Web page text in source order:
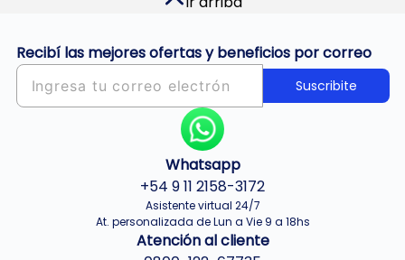
Recibí las mejores ofertas y beneficios por correo
Suscribite
Whatsapp
+54 9 11 2158-3172
Asistente virtual 24/7
At. personalizada de Lun a Vie 9 a 18hs
Atención al cliente